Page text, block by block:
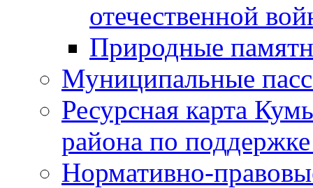
отечественной
Природные
Муниципальные
Ресурсная карта
района по
Нормативно-